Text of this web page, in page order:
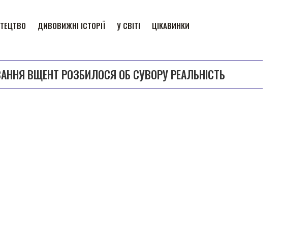
ДИВОВИЖНІ ІСТОРІЇ У СВІТІ ЦІКАВИНКИ
ВЩЕНТ РОЗБИЛОСЯ ОБ СУВОРУ РЕАЛЬНІСТЬ